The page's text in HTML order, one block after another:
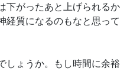
下がったあと上げられるか
経質になるのもなと思って
しょうか。もし時間に余裕